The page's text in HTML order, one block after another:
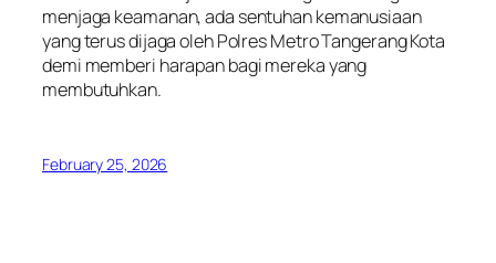
menjaga keamanan, ada sentuhan kemanusiaan
yang terus dijaga oleh Polres Metro Tangerang Kota
demi memberi harapan bagi mereka yang
membutuhkan.
February 25, 2026